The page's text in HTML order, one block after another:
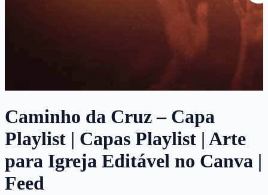
Caminho da Cruz – Capa
Playlist | Capas Playlist | Arte
para Igreja Editável no Canva |
Feed